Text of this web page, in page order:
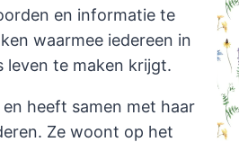
en informatie te
waarmee iedereen in
leven te maken krijgt.
heeft samen met haar
Ze woont op het